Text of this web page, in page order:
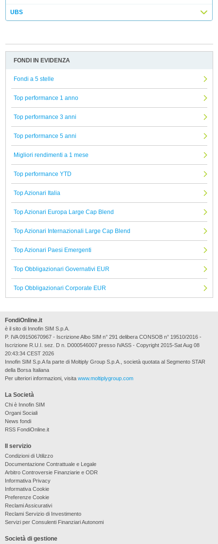
UBS
FONDI IN EVIDENZA
Fondi a 5 stelle
Top performance 1 anno
Top performance 3 anni
Top performance 5 anni
Migliori rendimenti a 1 mese
Top performance YTD
Top Azionari Italia
Top Azionari Europa Large Cap Blend
Top Azionari Internazionali Large Cap Blend
Top Azionari Paesi Emergenti
Top Obbligazionari Governativi EUR
Top Obbligazionari Corporate EUR
La Società
Chi è Innofin SIM
Organi Sociali
News fondi
RSS FondiOnline.it
Il servizio
Condizioni di Utilizzo
Documentazione Contrattuale e Legale
Arbitro Controversie Finanziarie e ODR
Informativa Privacy
Informativa Cookie
Preferenze Cookie
Reclami Assicurativi
Reclami Servizio di Investimento
Servizi per Consulenti Finanziari Autonomi
Società di gestione
FondiOnline.it
è il sito di Innofin SIM S.p.A.
P. IVA 09150670967 - Iscrizione Albo SIM n° 291 delibera CONSOB n° 19510/2016 -
Iscrizione R.U.I. sez. D n. D000546007 presso IVASS - Copyright 2015-Sat Aug 08
20:43:34 CEST 2026
Innofin SIM S.p.A fa parte di Moltiply Group S.p.A., società quotata al Segmento STAR
della Borsa Italiana
Per ulteriori informazioni, visita www.moltiplygroup.com